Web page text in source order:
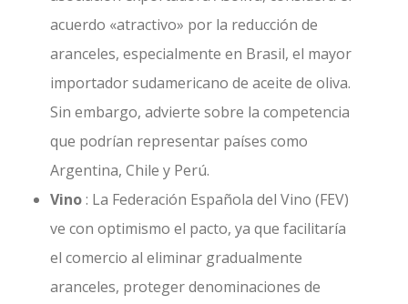
acuerdo «atractivo» por la reducción de
aranceles, especialmente en Brasil, el mayor
importador sudamericano de aceite de oliva.
Sin embargo, advierte sobre la competencia
que podrían representar países como
Argentina, Chile y Perú.
Vino: La Federación Española del Vino (FEV)
ve con optimismo el pacto, ya que facilitaría
el comercio al eliminar gradualmente
aranceles, proteger denominaciones de